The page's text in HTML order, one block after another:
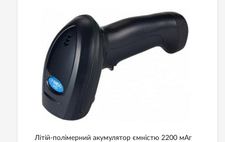
Літій-полімерний акумулятор ємністю 2200 мАг